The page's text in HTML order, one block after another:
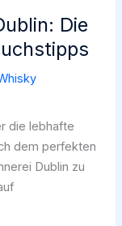
Die
die lebhafte
dem perfekten
Dublin zu